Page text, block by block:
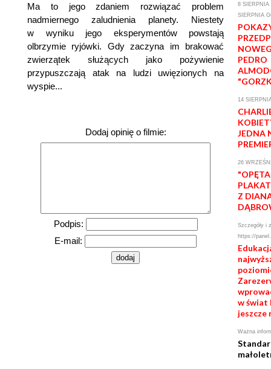
Ma to jego zdaniem rozwiązać problem
nadmiernego zaludnienia planety. Niestety
w wyniku jego eksperymentów powstają
olbrzymie ryjówki. Gdy zaczyna im brakować
zwierzątek służących jako pożywienie
przypuszczają atak na ludzi uwięzionych na
wyspie...
Dodaj opinię o filmie:
Podpis:
E-mail:
8 SIERPNIA
SIERPNIA
PEDRO
14
JEDNA
26
Z
Szczegóły i
https://
w świat
jeszcze
Ważna